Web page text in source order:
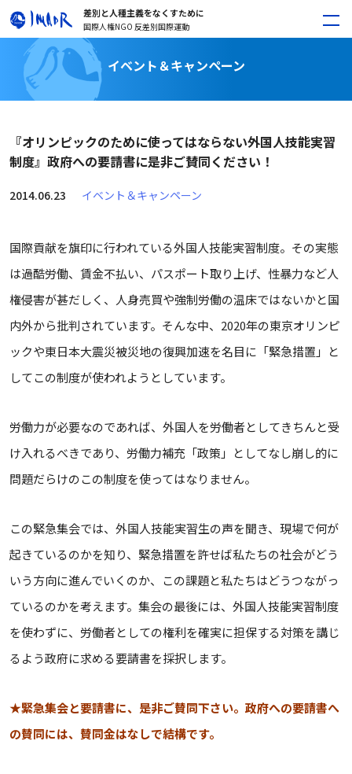
差別と人種主義をなくすために
国際人権NGO 反差別国際運動
イベント＆キャンペーン
『オリンピックのために使ってはならない外国人技能実習
制度』政府への要請書に是非ご賛同ください！
2014.06.23 イベント＆キャンペーン
国際貢献を旗印に行われている外国人技能実習制度。その実態
は過酷労働、賃金不払い、パスポート取り上げ、性暴力など人
権侵害が甚だしく、人身売買や強制労働の温床ではないかと国
内外から批判されています。そんな中、2020年の東京オリンピ
ックや東日本大震災被災地の復興加速を名目に「緊急措置」と
してこの制度が使われようとしています。
労働力が必要なのであれば、外国人を労働者としてきちんと受
け入れるべきであり、労働力補充「政策」としてなし崩し的に
問題だらけのこの制度を使ってはなりません。
この緊急集会では、外国人技能実習生の声を聞き、現場で何が
起きているのかを知り、緊急措置を許せば私たちの社会がどう
いう方向に進んでいくのか、この課題と私たちはどうつながっ
ているのかを考えます。集会の最後には、外国人技能実習制度
を使わずに、労働者としての権利を確実に担保する対策を講じ
るよう政府に求める要請書を採択します。
★緊急集会と要請書に、是非ご賛同下さい。政府への要請書へ
の賛同には、賛同金はなしで結構です。